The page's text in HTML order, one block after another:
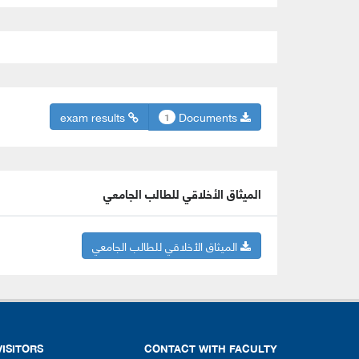
exam results Documents
1
الميثاق الأخلاقي للطالب الجامعي
الميثاق الأخلاقي للطالب الجامعي
CONTACT WITH FACULTY